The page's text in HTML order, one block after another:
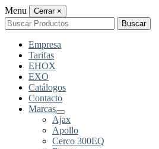
Menu Cerrar ×
Buscar
por:
Buscar
Empresa
Tarifas
EHOX
EXO
Catálogos
Contacto
Marcas
Ajax
Apollo
Cerco 300EQ